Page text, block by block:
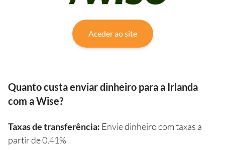
Aceder ao site
Quanto custa enviar dinheiro para a Irlanda
com a Wise?
Taxas de transferência: Envie dinheiro com taxas a
partir de 0,41%